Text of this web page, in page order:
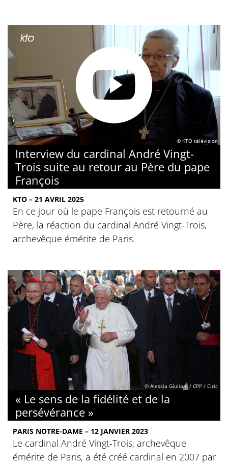
© KTO télévision
Interview du cardinal André Vingt-
Trois suite au retour au Père du pape
François
KTO – 21 AVRIL 2025
En ce jour où le pape François est retourné au
Père, la réaction du cardinal André Vingt-Trois,
archevêque émérite de Paris.
© Alessia Giuliani / CPP / Ciric
« Le sens de la fidélité et de la
persévérance »
PARIS NOTRE-DAME – 12 JANVIER 2023
Le cardinal André Vingt-Trois, archevêque
émérite de Paris, a été créé cardinal en 2007 par